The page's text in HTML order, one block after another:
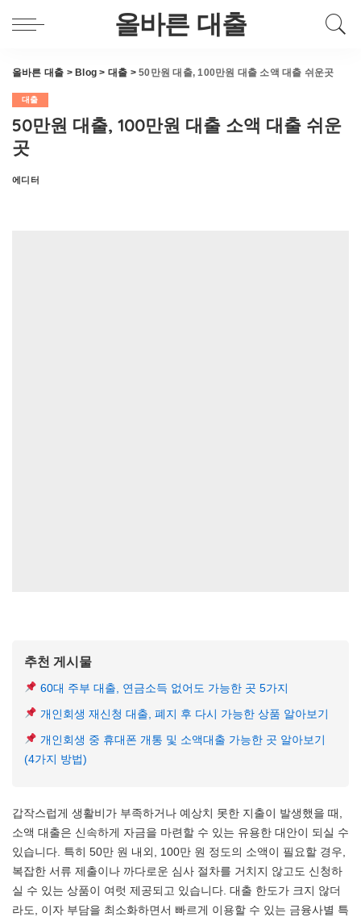
올바른 대출
올바른 대출 > Blog > 대출 >50만원 대출, 100만원 대출 소액 대출 쉬운곳
대출
50만원 대출, 100만원 대출 소액 대출 쉬운
곳
Posted
에디터
추천 게시물
60대 주부 대출, 연금소득 없어도 가능한 곳 5가지
개인회생 재신청 대출, 폐지 후 다시 가능한 상품 알아보기
개인회생 중 휴대폰 개통 및 소액대출 가능한 곳 알아보기
(4가지 방법)
갑작스럽게 생활비가 부족하거나 예상치 못한 지출이 발생했을 때,
소액 대출은 신속하게 자금을 마련할 수 있는 유용한 대안이 되실 수
있습니다. 특히 50만 원 내외, 100만 원 정도의 소액이 필요할 경우,
복잡한 서류 제출이나 까다로운 심사 절차를 거치지 않고도 신청하
실 수 있는 상품이 여럿 제공되고 있습니다. 대출 한도가 크지 않더
라도, 이자 부담을 최소화하면서 빠르게 이용할 수 있는 금융사별 특